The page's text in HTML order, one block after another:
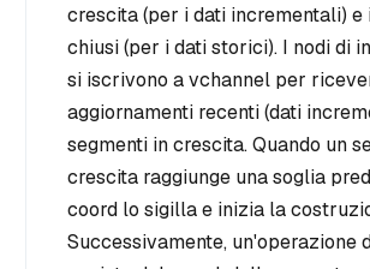
crescita (per i dati incrementali) e
chiusi (per i dati storici). I nodi di
si iscrivono a vchannel per
aggiornamenti recenti (dati
segmenti in crescita. Quando un
crescita raggiunge una soglia
coord lo sigilla e inizia la
Successivamente, un'operazione